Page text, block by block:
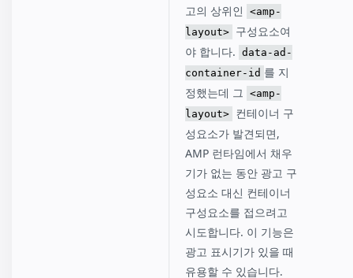
고의 상위인
<amp-
layout> 구성요소여
야 합니다. data-ad-
container-id 를 지
정했는데 그 <amp-
layout> 컨테이너 구
성요소가 발견되면,
AMP 런타임에서 채우
기가 없는 동안 광고 구
성요소 대신 컨테이너
구성요소를 접으려고
시도합니다. 이 기능은
광고 표시기가 있을 때
유용할 수 있습니다.